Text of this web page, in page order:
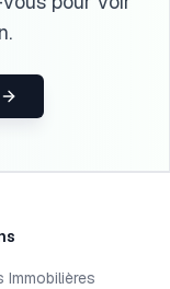
Immobilières